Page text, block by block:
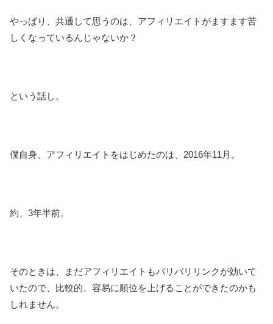
やっぱり、共通して思うのは、アフィリエイトがますます苦
しくなっているんじゃないか？
という話し。
僕自身、アフィリエイトをはじめたのは、2016年11月。
約、3年半前。
そのときは、まだアフィリエイトもバリバリリンクが効いて
いたので、比較的、容易に順位を上げることができたのかも
しれません。